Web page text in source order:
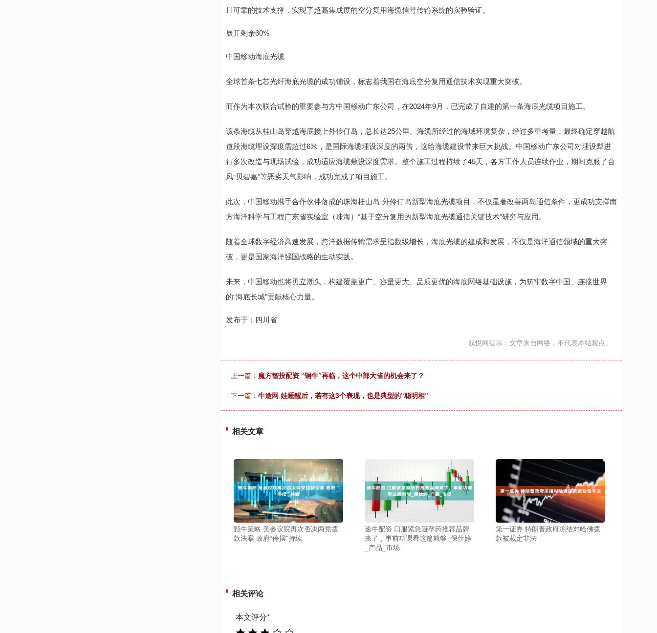
且可靠的技术支撑，实现了超高集成度的空分复用海缆信号传输系统的实验验证。
展开剩余60%
中国移动海底光缆
全球首条七芯光纤海底光缆的成功铺设，标志着我国在海底空分复用通信技术实现重大突破。
而作为本次联合试验的重要参与方中国移动广东公司，在2024年9月，已完成了自建的第一条海底光缆项目施工。
该条海缆从桂山岛穿越海底接上外伶仃岛，总长达25公里。海缆所经过的海域环境复杂，经过多重考量，最终确定穿越航
道段海缆埋设深度需超过6米，是国际海缆埋设深度的两倍，这给海缆建设带来巨大挑战。中国移动广东公司对埋设犁进
行多次改造与现场试验，成功适应海缆敷设深度需求。整个施工过程持续了45天，各方工作人员连续作业，期间克服了台
风“贝碧嘉”等恶劣天气影响，成功完成了项目施工。
此次，中国移动携手合作伙伴落成的珠海桂山岛-外伶仃岛新型海底光缆项目，不仅显著改善两岛通信条件，更成功支撑南
方海洋科学与工程广东省实验室（珠海）“基于空分复用的新型海底光缆通信关键技术”研究与应用。
随着全球数字经济高速发展，跨洋数据传输需求呈指数级增长，海底光缆的建成和发展，不仅是海洋通信领域的重大突
破，更是国家海洋强国战略的生动实践。
未来，中国移动也将勇立潮头，构建覆盖更广、容量更大、品质更优的海底网络基础设施，为筑牢数字中国、连接世界
的“海底长城”贡献核心力量。
发布于：四川省
双悦网提示：文章来自网络，不代表本站观点。
上一篇： 魔方智投配资 “铜牛”再临，这个中部大省的机会来了？
下一篇： 牛途网 娃睡醒后，若有这3个表现，也是典型的“聪明相”
相关文章
甄牛策略 美参议院再次否决两党拨
款法案 政府“停摆”持续
速牛配资 口服紧急避孕药推荐品牌
来了，事前功课看这篇就够_保仕婷
_产品_市场
第一证券 特朗普政府冻结对哈佛拨
款被裁定非法
相关评论
本文评分*